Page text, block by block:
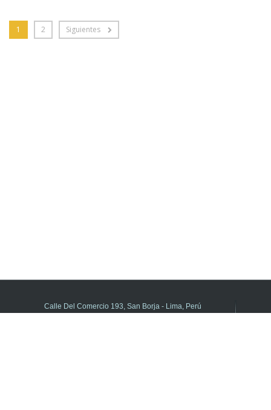
1 2 Siguientes
Calle Del Comercio 193, San Borja - Lima, Perú